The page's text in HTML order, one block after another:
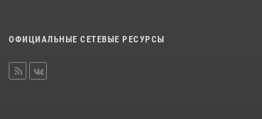
ОФИЦИАЛЬНЫЕ СЕТЕВЫЕ РЕСУРСЫ